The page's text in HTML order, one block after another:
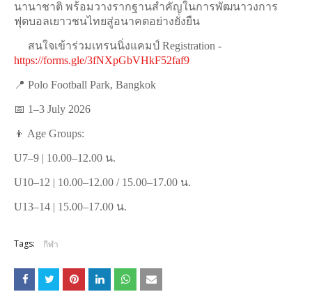
นานาชาติ พร้อมวางรากฐานสำคัญในการพัฒนาวงการ
ฟุตบอลเยาวชนไทยสู่อนาคตอย่างยั่งยืน
สนใจเข้าร่วมเทรนนิ่งแคมป์ Registration -
https://forms.gle/3fNXpGbVHkF52faf9
📍 Polo Football Park, Bangkok
📅 1–3 July 2026
👦 Age Groups:
U7–9 | 10.00–12.00 น.
U10–12 | 10.00–12.00 / 15.00–17.00 น.
U13–14 | 15.00–17.00 น.
Tags: กีฬา